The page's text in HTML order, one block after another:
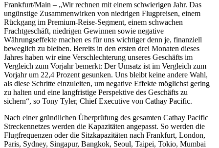
Frankfurt/Main – „Wir rechnen mit einem schwierigen Jahr. Das
ungünstige Zusammenwirken von niedrigen Flugpreisen, einem
Rückgang im Premium-Reise-Segment, einem schwachen
Frachtgeschäft, niedrigen Gewinnen sowie negative
Währungseffekte machen es für uns wichtiger denn je, finanziell
beweglich zu bleiben. Bereits in den ersten drei Monaten dieses
Jahres haben wir eine Verschlechterung unseres Geschäfts im
Vergleich zum Vorjahr bemerkt: Der Umsatz ist im Vergleich zum
Vorjahr um 22,4 Prozent gesunken. Uns bleibt keine andere Wahl,
als diese Schritte einzuleiten, um negative Effekte möglichst gering
zu halten und eine langfristige Perspektive des Geschäfts zu
sichern“, so Tony Tyler, Chief Executive von Cathay Pacific.
Nach einer gründlichen Überprüfung des gesamten Cathay Pacific
Streckennetzes werden die Kapazitäten angepasst. So werden die
Flugfrequenzen oder die Sitzkapazitäten nach Frankfurt, London,
Paris, Sydney, Singapur, Bangkok, Seoul, Taipei, Tokio, Mumbai